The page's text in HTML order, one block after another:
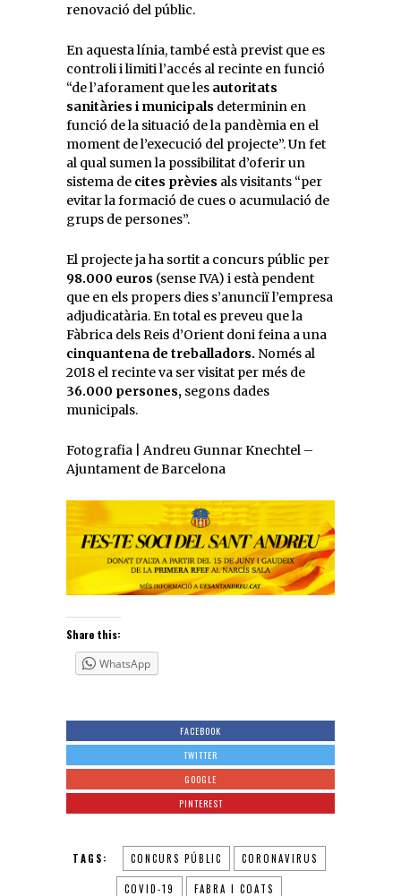
renovació del públic.
En aquesta línia, també està previst que es
controli i limiti l’accés al recinte en funció
“de l’aforament que les autoritats
sanitàries i municipals determinin en
funció de la situació de la pandèmia en el
moment de l’execució del projecte”. Un fet
al qual sumen la possibilitat d’oferir un
sistema de cites prèvies als visitants “per
evitar la formació de cues o acumulació de
grups de persones”.
El projecte ja ha sortit a concurs públic per
98.000 euros (sense IVA) i està pendent
que en els propers dies s’anunciï l’empresa
adjudicatària. En total es preveu que la
Fàbrica dels Reis d’Orient doni feina a una
cinquantena de treballadors. Només al
2018 el recinte va ser visitat per més de
36.000 persones, segons dades
municipals.
Fotografia | Andreu Gunnar Knechtel –
Ajuntament de Barcelona
Share this:
WhatsApp
FACEBOOK
TWITTER
GOOGLE
PINTEREST
TAGS: CONCURS PÚBLIC CORONAVIRUS
COVID-19 FABRA I COATS